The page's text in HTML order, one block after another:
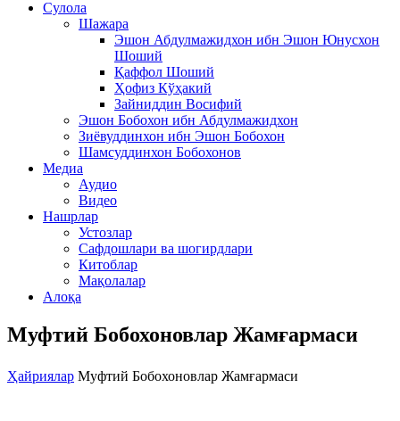
Сулола
Шажара
Эшон Абдулмажидхон ибн Эшон Юнусхон
Шоший
Қаффол Шоший
Ҳофиз Кўҳакий
Зайниддин Восифий
Эшон Бобохон ибн Абдулмажидхон
Зиёвуддинхон ибн Эшон Бобохон
Шамсуддинхон Бобохонов
Медиа
Аудио
Видео
Нашрлар
Устозлар
Сафдошлари ва шогирдлари
Китоблар
Мақолалар
Алоқа
Муфтий Бобохоновлар Жамғармаси
Ҳайриялар Муфтий Бобохоновлар Жамғармаси